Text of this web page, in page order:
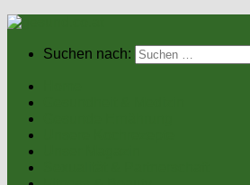
Suchen nach: